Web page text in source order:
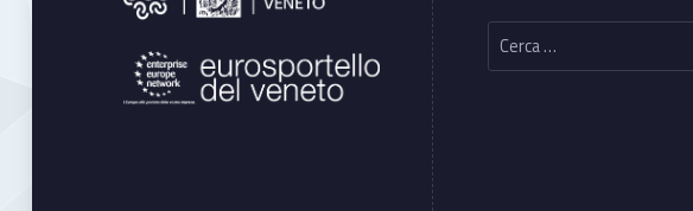
Ricerca per: